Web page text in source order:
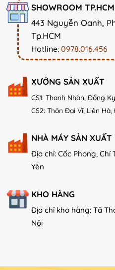
SHOWROOM TP.HCM
443 Nguyễn Oanh,
Tp.HCM
Hotline: 0978.016.456
XƯỞNG SẢN XUẤT
CS1: Thanh Nhàn, Đồng
CS2: Thôn Đại Vĩ, Liên
NHÀ MÁY SẢN XUẤT
Địa chỉ: Cốc Phong, Chí
Yên
KHO HÀNG
Địa chỉ kho hàng: Tả
Nội